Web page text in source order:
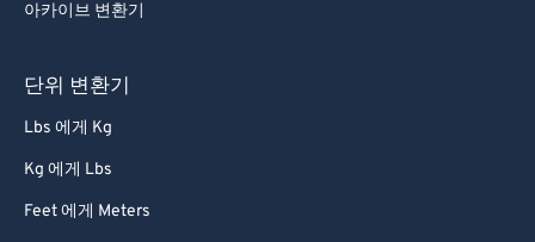
아카이브 변환기
단위 변환기
Lbs 에게 Kg
Kg 에게 Lbs
Feet 에게 Meters